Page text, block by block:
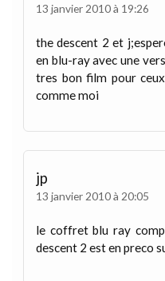
13 janvier 2010 à 19:26
the descent 2 et
en blu-ray avec une
tres bon film pour
comme moi
jp
13 janvier 2010 à 20:05
le coffret blu ray
descent 2 est en preco